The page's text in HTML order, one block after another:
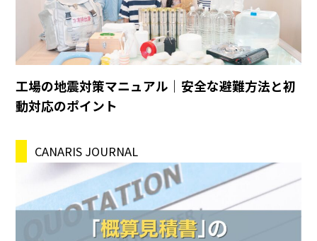
工場の地震対策マニュアル｜安全な避難方法と初
動対応のポイント
CANARIS JOURNAL